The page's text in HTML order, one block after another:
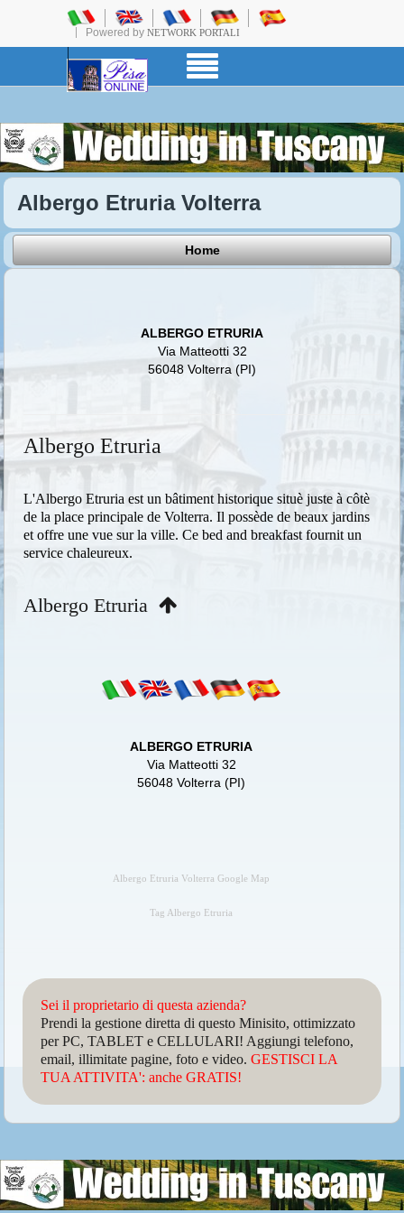
Powered by NETWORK PORTALI
Albergo Etruria Volterra
Home
ALBERGO ETRURIA
Via Matteotti 32
56048 Volterra (PI)
Albergo Etruria
L'Albergo Etruria est un bâtiment historique situè juste à côtè
de la place principale de Volterra. Il possède de beaux jardins
et offre une vue sur la ville. Ce bed and breakfast fournit un
service chaleureux.
Albergo Etruria
ALBERGO ETRURIA
Via Matteotti 32
56048 Volterra (PI)
Albergo Etruria Volterra Google Map
Tag Albergo Etruria
Sei il proprietario di questa azienda?
Prendi la gestione diretta di questo Minisito, ottimizzato
per PC, TABLET e CELLULARI! Aggiungi telefono,
email, illimitate pagine, foto e video.GESTISCI LA
TUA ATTIVITA': anche GRATIS!